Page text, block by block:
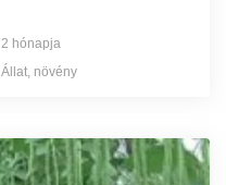
2 hónapja
Állat, növény